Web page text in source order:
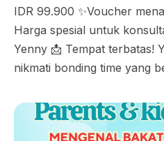
IDR 99.900 ✨Voucher
Harga spesial untuk
Yenny 📩 Tempat terbatas!
nikmati bonding time yang